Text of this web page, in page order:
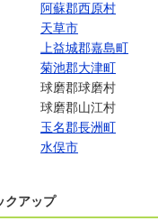
阿蘇郡西原村
天草市
上益城郡嘉島町
菊池郡大津町
球磨郡球磨村
球磨郡山江村
玉名郡長洲町
水俣市
クアップ